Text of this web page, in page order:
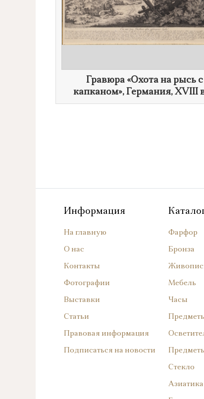
​Гравюра «Охота на рысь с
капканом», Германия, XVIII
Информация
На главную
О нас
Контакты
Фотографии
Выставки
Статьи
Правовая информация
Подписаться на новости
Фарфор
Бронза
Мебель
Часы
Стекло
Азиатика